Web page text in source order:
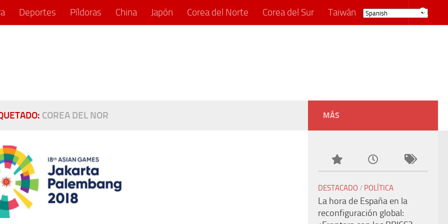
Deportes Píldoras China Japón Corea del Norte Corea del Sur Taiwán
COREA DEL NOR MÁS
DESTACADO / POLÍTICA
La hora de España en la
reconfiguración global: